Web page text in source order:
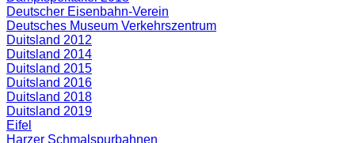
Deutscher Eisenbahn-Verein
Deutsches Museum Verkehrszentrum
Duitsland 2012
Duitsland 2014
Duitsland 2015
Duitsland 2016
Duitsland 2018
Duitsland 2019
Eifel
Harzer Schmalspurbahnen